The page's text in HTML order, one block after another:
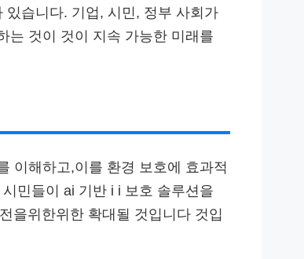
있습니다. 기업, 시민, 정부 사회가
는 것이 것이 지속 가능한 미래를
이해하고,이를 환경 보호에 효과적
민들이 ai 기반 i i 보호 솔루션을
을위한위한 확대될 것입니다 것입